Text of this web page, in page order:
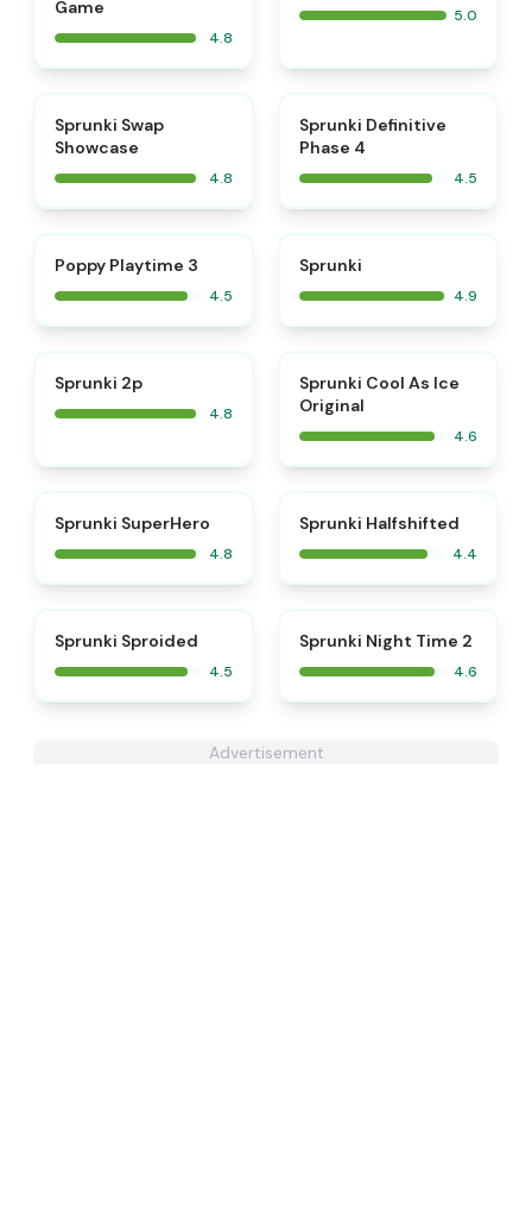
Game
4.8
5.0
Sprunki Swap
Showcase
4.8
Sprunki Definitive
Phase 4
4.5
Poppy Playtime 3
4.5
Sprunki
4.9
Sprunki 2p
4.8
Sprunki Cool As Ice
Original
4.6
Sprunki SuperHero
4.8
Sprunki Halfshifted
4.4
Sprunki Sproided
4.5
⭐
Sprunki Night Time 2
4.6
Advertisement